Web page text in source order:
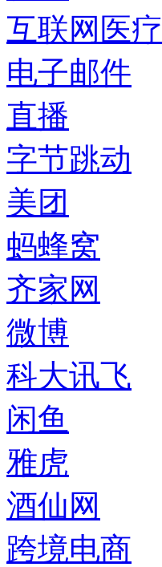
互联网医疗
电子邮件
直播
字节跳动
美团
蚂蜂窝
齐家网
微博
科大讯飞
闲鱼
雅虎
酒仙网
跨境电商